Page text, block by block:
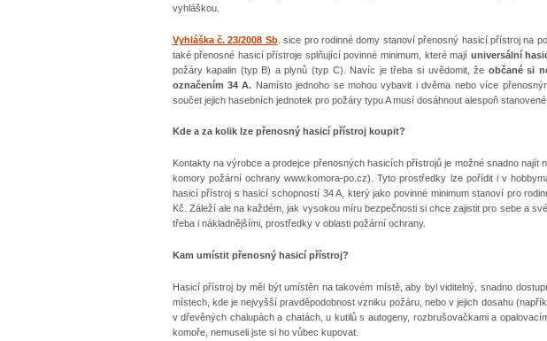
vyhláškou.
Vyhláška č. 23/2008 Sb. sice pro rodinné domy stanoví přenosný hasicí přístroj na
také přenosné hasicí přístroje splňující povinné minimum, které mají universální
požáry kapalin (typ B) a plynů (typ C). Navíc je třeba si uvědomit, že občané si
označením 34 A. Namísto jednoho se mohou vybavit i dvěma nebo více
součet jejich hasebních jednotek pro požáry typu A musí dosáhnout alespoň stanovené
Kde a za kolik lze přenosný hasicí přístroj koupit?
Kontakty na výrobce a prodejce přenosných hasicích přístrojů je možné snadno najít
komory požární ochrany www.komora-po.cz). Tyto prostředky lze pořídit i v
hasicí přístroj s hasicí schopností 34 A, který jako povinné minimum stanoví pro
Kč. Záleží ale na každém, jak vysokou míru bezpečnosti si chce zajistit pro sebe a
třeba i nákladnějšími, prostředky v oblasti požární ochrany.
Kam umístit přenosný hasicí přístroj?
Hasicí přístroj by měl být umístěn na takovém místě, aby byl viditelný, snadno
místech, kde je nejvyšší pravděpodobnost vzniku požáru, nebo v jejich dosahu
v dřevěných chalupách a chatách, u kutilů s autogeny, rozbrušovačkami a
komoře, nemuseli jste si ho vůbec kupovat.